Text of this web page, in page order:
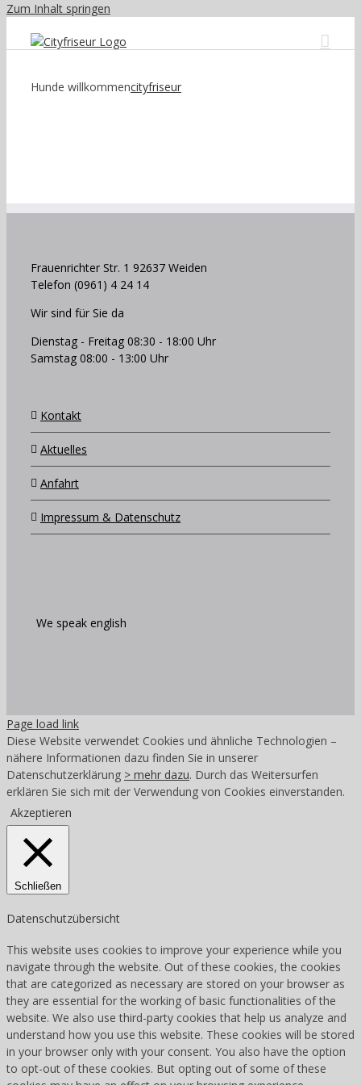
Zum Inhalt springen
Hunde willkommencityfriseur
Frauenrichter Str. 1 92637 Weiden
Telefon (0961) 4 24 14
Wir sind für Sie da
Dienstag - Freitag 08:30 - 18:00 Uhr
Samstag 08:00 - 13:00 Uhr
Kontakt
Aktuelles
Anfahrt
Impressum & Datenschutz
We speak english
Page load link
Diese Website verwendet Cookies und ähnliche Technologien –
nähere Informationen dazu finden Sie in unserer
Datenschutzerklärung > mehr dazu. Durch das Weitersurfen
erklären Sie sich mit der Verwendung von Cookies einverstanden.
Akzeptieren
Schließen
Datenschutzübersicht
This website uses cookies to improve your experience while you
navigate through the website. Out of these cookies, the cookies
that are categorized as necessary are stored on your browser as
they are essential for the working of basic functionalities of the
website. We also use third-party cookies that help us analyze and
understand how you use this website. These cookies will be stored
in your browser only with your consent. You also have the option
to opt-out of these cookies. But opting out of some of these